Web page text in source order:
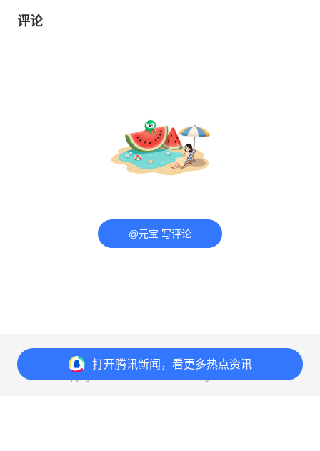
打开腾讯新闻，看更多热点资讯
评论
@元宝 写评论